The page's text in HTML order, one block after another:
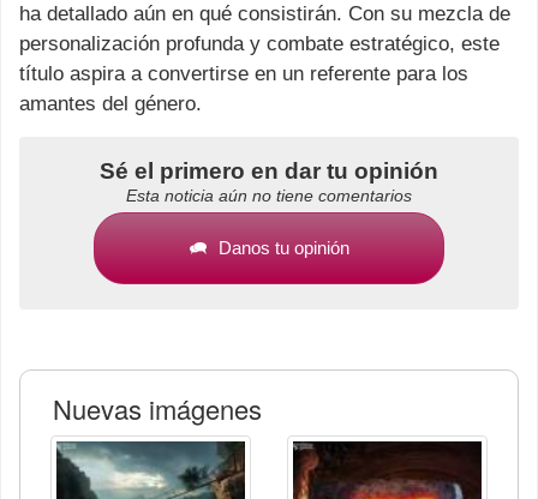
ha detallado aún en qué consistirán. Con su mezcla de
personalización profunda y combate estratégico, este
título aspira a convertirse en un referente para los
amantes del género.
Sé el primero en dar tu opinión
Esta noticia aún no tiene comentarios
Danos tu opinión
Nuevas imágenes